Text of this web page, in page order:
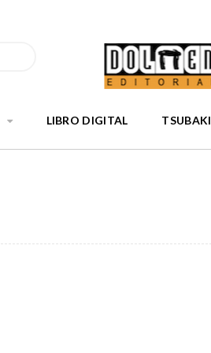
LIBRO DIGITAL TSUBAKI